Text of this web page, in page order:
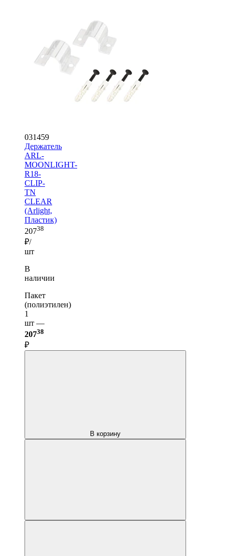
031459
Держатель
ARL-
MOONLIGHT-
R18-
CLIP-
TN
CLEAR
(Arlight,
Пластик)
20738
₽/
шт
В
наличии
Пакет
(полиэтилен)
1
шт —
20738
₽
В корзину